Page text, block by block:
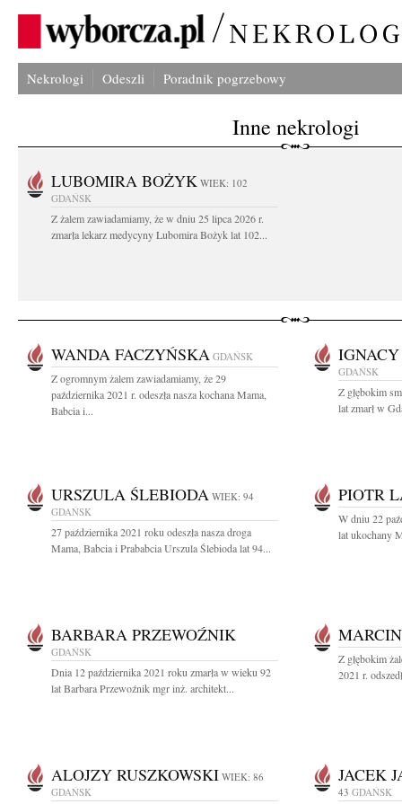
Nekrologi Odeszli Poradnik pogrzebowy
Inne nekrologi
LUBOMIRA BOŻYK WIEK: 102
GDAŃSK
Z żalem zawiadamiamy, że w dniu 25 lipca 2026 r.
zmarła lekarz medycyny Lubomira Bożyk lat 102...
WANDA FACZYŃSKA GDAŃSK
Z ogromnym żalem zawiadamiamy, że 29
października 2021 r. odeszła nasza kochana Mama,
Babcia i...
GDAŃSK
Z głębokim
lat zmarł w
URSZULA ŚLEBIODA WIEK: 94
GDAŃSK
27 października 2021 roku odeszła nasza droga
Mama, Babcia i Prababcia Urszula Ślebioda lat 94...
PIOTR
W dniu 22
lat ukochany
BARBARA PRZEWOŹNIK
GDAŃSK
Dnia 12 października 2021 roku zmarła w wieku 92
lat Barbara Przewoźnik mgr inż. architekt...
Z głębokim
2021 r.
ALOJZY RUSZKOWSKI WIEK: 86
GDAŃSK
JACEK
43 GDAŃSK